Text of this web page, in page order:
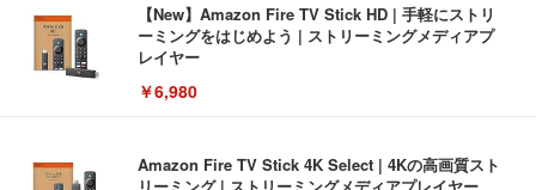
【New】Amazon Fire TV Stick HD | 手軽にストリ
ーミングをはじめよう | ストリーミングメディアプ
レイヤー
￥6,980
Amazon Fire TV Stick 4K Select | 4Kの高画質スト
リーミング | ストリーミングメディアプレイヤー